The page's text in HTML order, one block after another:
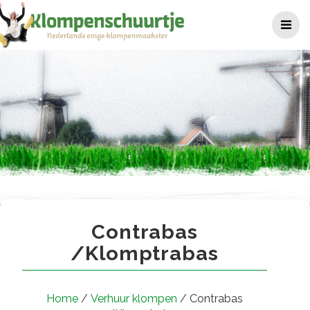
naar
de
Contrabas /Klomptrabas
Contrabas
/Klomptrabas
Home / Verhuur klompen / Contrabas